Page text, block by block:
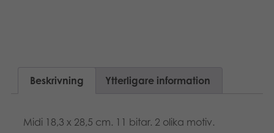
Beskrivning Ytterligare information
Midi 18,3 x 28,5 cm. 11 bitar. 2 olika motiv.